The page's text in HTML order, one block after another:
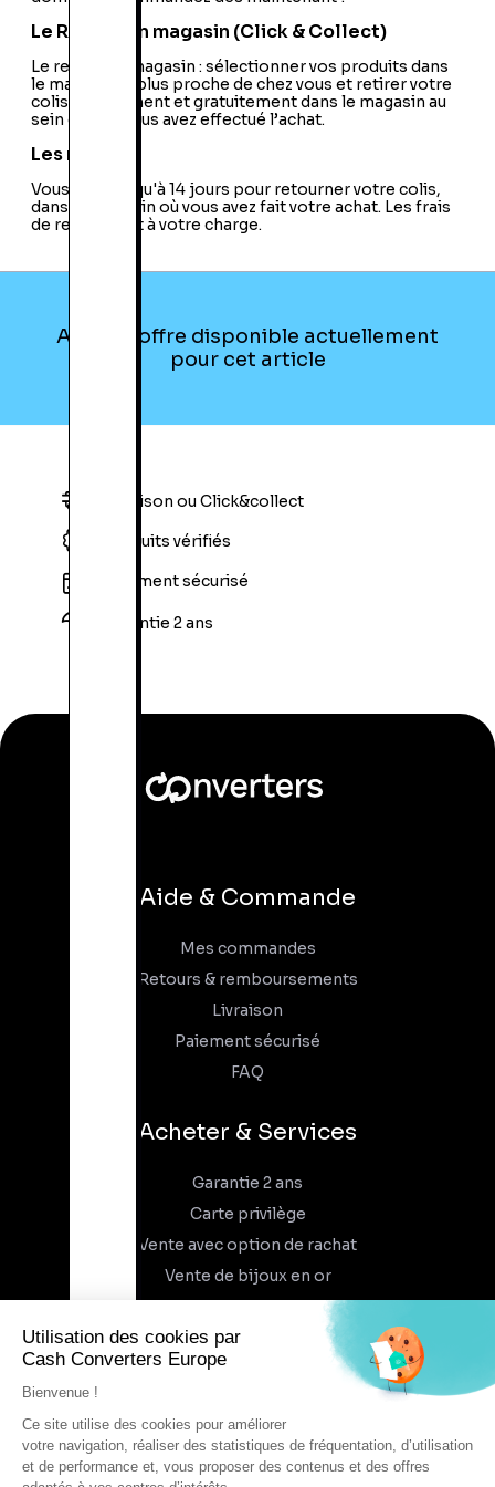
Le Retrait en magasin (Click & Collect)
Le retrait en magasin : sélectionner vos produits dans
le magasin le plus proche de chez vous et retirer votre
colis directement et gratuitement dans le magasin au
sein duquel vous avez effectué l’achat.
Les retours
Vous avez jusqu'à 14 jours pour retourner votre colis,
dans le magasin où vous avez fait votre achat. Les frais
de retour sont à votre charge.
Aucune offre disponible actuellement
pour cet article
Livraison ou Click&collect
Produits vérifiés
Paiement sécurisé
Garantie 2 ans
Aide & Commande
Mes commandes
Retours & remboursements
Livraison
Paiement sécurisé
FAQ
Acheter & Services
Garantie 2 ans
Carte privilège
Vente avec option de rachat
Vente de bijoux en or
À propos
Recrutement
Trouvez un magasin